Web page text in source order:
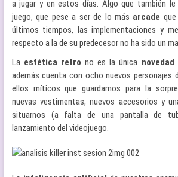
a jugar y en estos días. Algo que también le
juego, que pese a ser de lo más arcade
últimos tiempos, las implementaciones y
respecto a la de su predecesor no ha sido un
La estética retro no es la única novedad
además cuenta con ocho nuevos personajes
ellos míticos que guardamos para la
nuevas vestimentas, nuevos accesorios y
situarnos (a falta de una pantalla de
lanzamiento del videojuego.